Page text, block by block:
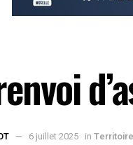
6 juillet 2025 in